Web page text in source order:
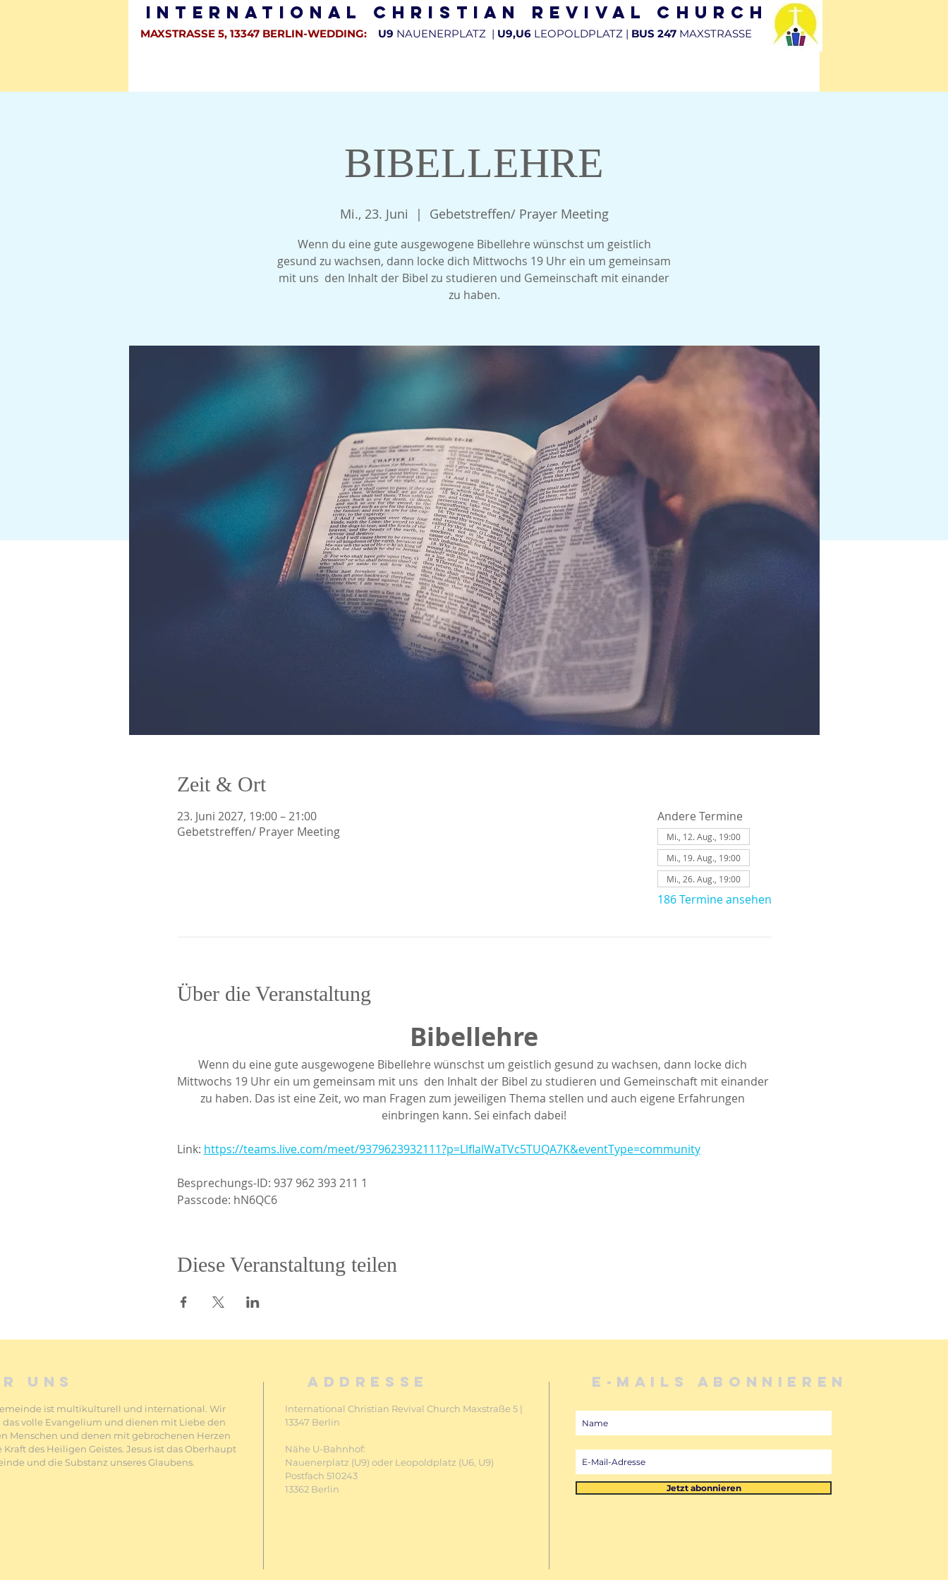
International Christian Revival Church
MAXSTRASSE 5, 13347 BERLIN-WEDDING: U9 NAUENERPLATZ | U9,U6 LEOPOLDPLATZ | BUS 247 MAXSTRASSE
BIBELLEHRE
Mi., 23. Juni
  |
Gebetstreffen/ Prayer Meeting
Wenn du eine gute ausgewogene Bibellehre wünschst um geistlich
gesund zu wachsen, dann locke dich Mittwochs 19 Uhr ein um gemeinsam
mit uns den Inhalt der Bibel zu studieren und Gemeinschaft mit einander
zu haben.
Zeit & Ort
23. Juni 2027, 19:00 – 21:00
Gebetstreffen/ Prayer Meeting
Andere Termine
Mi., 12. Aug., 19:00
Mi., 19. Aug., 19:00
Mi., 26. Aug., 19:00
186 Termine ansehen
Über die Veranstaltung
Bibellehre
Wenn du eine gute ausgewogene Bibellehre wünschst um geistlich gesund zu wachsen, dann locke dich
Mittwochs 19 Uhr ein um gemeinsam mit uns  den Inhalt der Bibel zu studieren und Gemeinschaft mit einander
zu haben. Das ist eine Zeit, wo man Fragen zum jeweiligen Thema stellen und auch eigene Erfahrungen
einbringen kann. Sei einfach dabei!
Link: https://teams.live.com/meet/9379623932111?p=LlflalWaTVc5TUQA7K&eventType=community
Besprechungs-ID: 937 962 393 211 1
Passcode: hN6QC6
Diese Veranstaltung teilen
UNS
ist multikulturell und international. Wir
volle Evangelium und dienen mit Liebe den
Menschen und denen mit gebrochenen Herzen
des Heiligen Geistes. Jesus ist das Oberhaupt
und die Substanz unseres Glaubens.
ADDRESSE
International Christian Revival Church Maxstraße 5 |
13347 Berlin
Nähe U-Bahnhof:
Nauenerplatz (U9) oder Leopoldplatz (U6, U9)
Postfach 510243
13362 Berlin
E-MAILS ABONNIEREN
Jetzt abonnieren